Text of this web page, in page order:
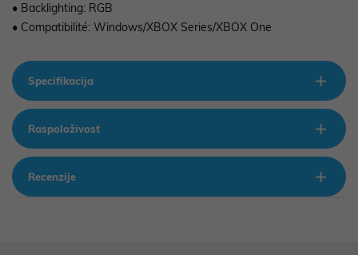
• Backlighting: RGB
• Compatibilité: Windows/XBOX Series/XBOX One
Specifikacija
Raspoloživost
Recenzije